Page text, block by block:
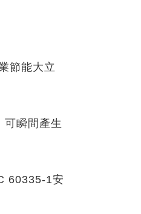
節能大立
瞬間產生
60335-1安